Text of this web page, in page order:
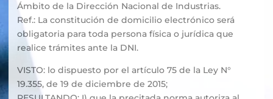
Ámbito de la Dirección Nacional de Industrias.
Ref.: La constitución de domicilio electrónico será
obligatoria para toda persona física o jurídica que
realice trámites ante la DNI.
VISTO: lo dispuesto por el artículo 75 de la Ley N°
19.355, de 19 de diciembre de 2015;